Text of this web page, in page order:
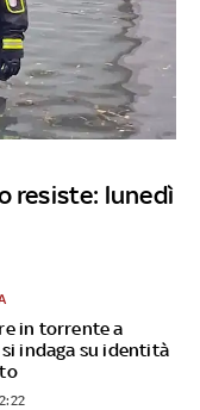
resiste: lunedì
in torrente a
si indaga su identità